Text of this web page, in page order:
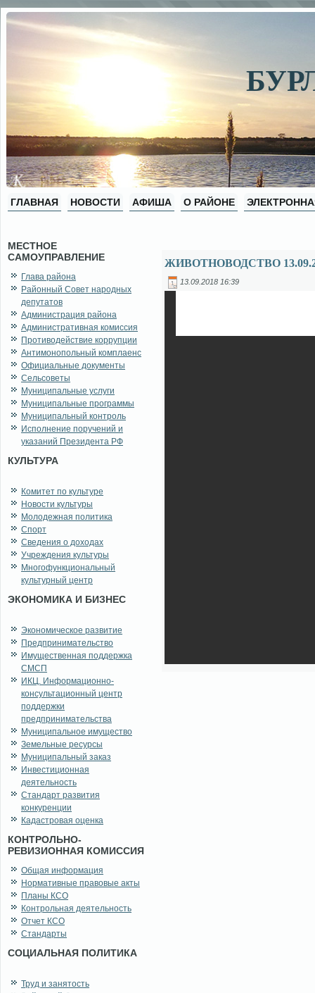
ГЛАВНАЯ НОВОСТИ АФИША О РАЙОНЕ
МЕСТНОЕ
САМОУПРАВЛЕНИЕ
Глава района
Районный Совет народных
депутатов
Администрация района
Административная комиссия
Противодействие коррупции
Антимонопольный комплаенс
Официальные документы
Сельсоветы
Муниципальные услуги
Муниципальные программы
Муниципальный контроль
Исполнение поручений и
указаний Президента РФ
КУЛЬТУРА
Комитет по культуре
Новости культуры
Молодежная политика
Спорт
Сведения о доходах
Учреждения культуры
Многофункциональный
культурный центр
ЭКОНОМИКА И БИЗНЕС
Экономическое развитие
Предпринимательство
Имущественная поддержка
СМСП
ИКЦ. Информационно-
консультационный центр
поддержки
предпринимательства
Муниципальное имущество
Земельные ресурсы
Муниципальный заказ
Инвестиционная
деятельность
Стандарт развития
конкуренции
Кадастровая оценка
КОНТРОЛЬНО-
РЕВИЗИОННАЯ КОМИССИЯ
Общая информация
Нормативные правовые акты
Планы КСО
Контрольная деятельность
Отчет КСО
Стандарты
СОЦИАЛЬНАЯ ПОЛИТИКА
Труд и занятость
ЖИВОТНОВОДСТВО
13.09.2018 16:39